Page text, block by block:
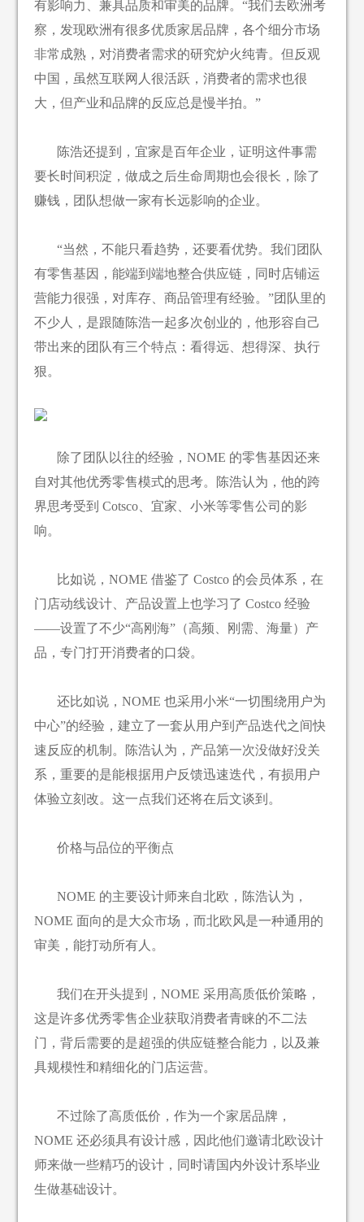
有影响力、兼具品质和审美的品牌。“我们去欧洲考
察，发现欧洲有很多优质家居品牌，各个细分市场
非常成熟，对消费者需求的研究炉火纯青。但反观
中国，虽然互联网人很活跃，消费者的需求也很
大，但产业和品牌的反应总是慢半拍。”
陈浩还提到，宜家是百年企业，证明这件事需
要长时间积淀，做成之后生命周期也会很长，除了
赚钱，团队想做一家有长远影响的企业。
“当然，不能只看趋势，还要看优势。我们团队
有零售基因，能端到端地整合供应链，同时店铺运
营能力很强，对库存、商品管理有经验。”团队里的
不少人，是跟随陈浩一起多次创业的，他形容自己
带出来的团队有三个特点：看得远、想得深、执行
狠。
除了团队以往的经验，NOME 的零售基因还来
自对其他优秀零售模式的思考。陈浩认为，他的跨
界思考受到 Cotsco、宜家、小米等零售公司的影
响。
比如说，NOME 借鉴了 Costco 的会员体系，在
门店动线设计、产品设置上也学习了 Costco 经验
——设置了不少“高刚海”（高频、刚需、海量）产
品，专门打开消费者的口袋。
还比如说，NOME 也采用小米“一切围绕用户为
中心”的经验，建立了一套从用户到产品迭代之间快
速反应的机制。陈浩认为，产品第一次没做好没关
系，重要的是能根据用户反馈迅速迭代，有损用户
体验立刻改。这一点我们还将在后文谈到。
价格与品位的平衡点
NOME 的主要设计师来自北欧，陈浩认为，
NOME 面向的是大众市场，而北欧风是一种通用的
审美，能打动所有人。
我们在开头提到，NOME 采用高质低价策略，
这是许多优秀零售企业获取消费者青睐的不二法
门，背后需要的是超强的供应链整合能力，以及兼
具规模性和精细化的门店运营。
不过除了高质低价，作为一个家居品牌，
NOME 还必须具有设计感，因此他们邀请北欧设计
师来做一些精巧的设计，同时请国内外设计系毕业
生做基础设计。